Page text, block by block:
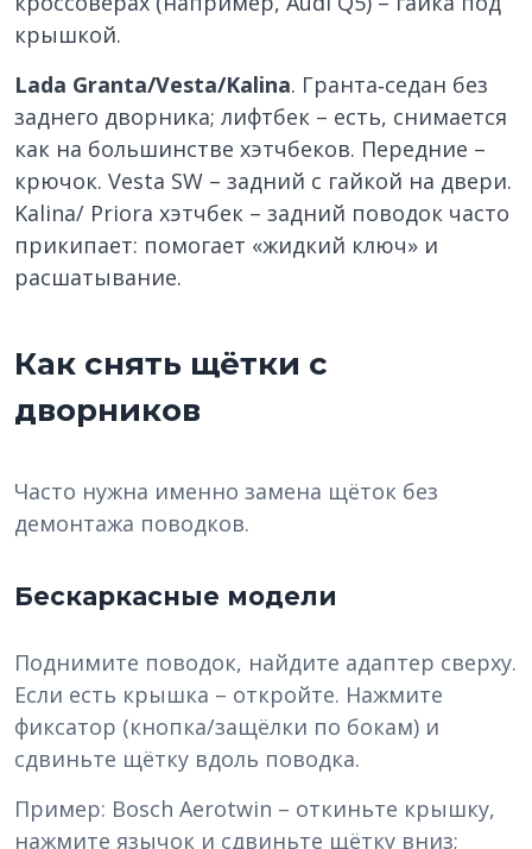
крышкой.
Lada Granta/Vesta/Kalina. Гранта‑седан без
заднего дворника; лифтбек – есть, снимается
как на большинстве хэтчбеков. Передние –
крючок. Vesta SW – задний с гайкой на двери.
Kalina/ Priora хэтчбек – задний поводок часто
прикипает: помогает «жидкий ключ» и
расшатывание.
Как снять щётки с
дворников
Часто нужна именно замена щёток без
демонтажа поводков.
Бескаркасные модели
Поднимите поводок, найдите адаптер сверху.
Если есть крышка – откройте. Нажмите
фиксатор (кнопка/защёлки по бокам) и
сдвиньте щётку вдоль поводка.
Пример: Bosch Aerotwin – откиньте крышку,
нажмите язычок и сдвиньте щётку вниз;